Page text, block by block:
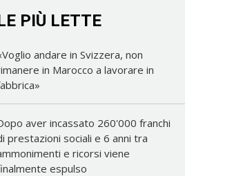
PIÙ LETTE
andare in Svizzera, non
in Marocco a lavorare in
aver incassato 260'000 franchi
prestazioni sociali e 6 anni tra
e ricorsi viene
espulso